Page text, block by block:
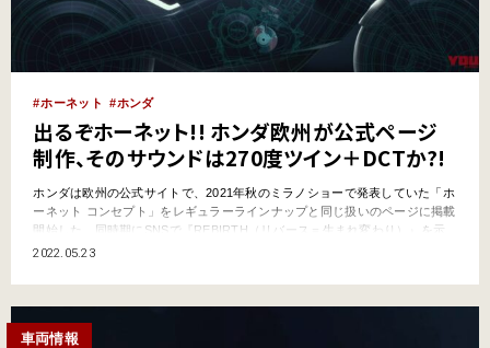
ホーネット ホンダ
出るぞホーネット!! ホンダ欧州が公式ページ
制作、そのサウンドは270度ツイン＋DCTか?!
ホンダは欧州の公式サイトで、2021年秋のミラノショーで発表していた「ホ
ーネット コンセプト」をレギュラーラインナップと同じ扱いのページに掲載
開始した。同時期にSNSで『REBIRTH（リバース＝生まれ変わり）』を示
唆する動画も公開している。間もなく、なんらかの新情報を発信する……の
うすぐ登場?! ホンダが欧州の…
2022.05.23
車両情報